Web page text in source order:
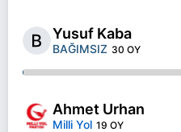
Yusuf Kaba
BAĞIMSIZ 30 OY
Ahmet Urhan
Milli Yol 19 OY